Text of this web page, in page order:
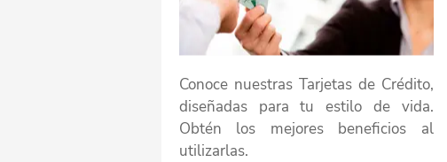
Conoce nuestras Tarjetas de Crédito,
diseñadas para tu estilo de vida.
Obtén los mejores beneficios al
utilizarlas.